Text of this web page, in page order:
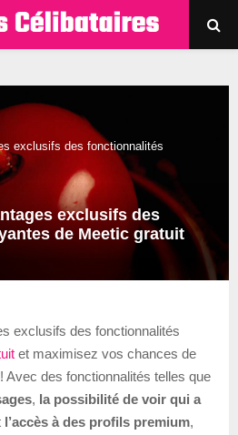
exclusifs des fonctionnalités
exclusifs des
de Meetic gratuit
exclusifs des fonctionnalités
et maximisez vos chances de
Avec des fonctionnalités telles que
, la possibilité de voir qui a
l’accès à des profils premium,